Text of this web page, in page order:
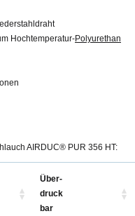
Hochtemperatur-Polyurethan
AIRDUC® PUR 356 HT:
Über-
druck
bar